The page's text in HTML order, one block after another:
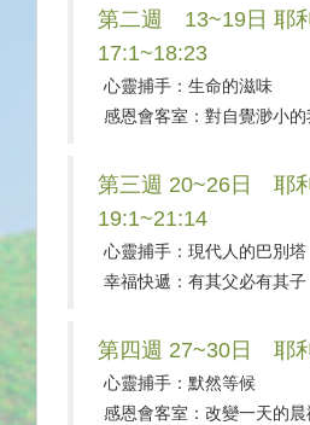
第二週 13~19日 耶
17:1~18:23
心靈捕手：生命的滋味
感恩會客室：對自覺渺小的
第三週 20~26日 耶
19:1~21:14
心靈捕手：現代人的巴別塔
幸福快遞：有其父必有其子
第四週 27~30日 耶
心靈捕手：默然等候
感恩會客室：改變一天的晨